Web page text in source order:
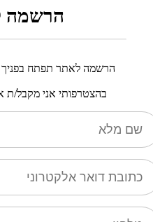
הרשמה
הרשמה לאתר תפתח בפניך
בהצטרפותי אני מקבל/ת